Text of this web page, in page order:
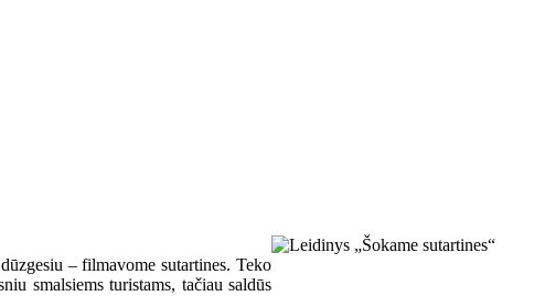
– filmavome sutartines. Teko
smalsiems turistams, tačiau saldūs